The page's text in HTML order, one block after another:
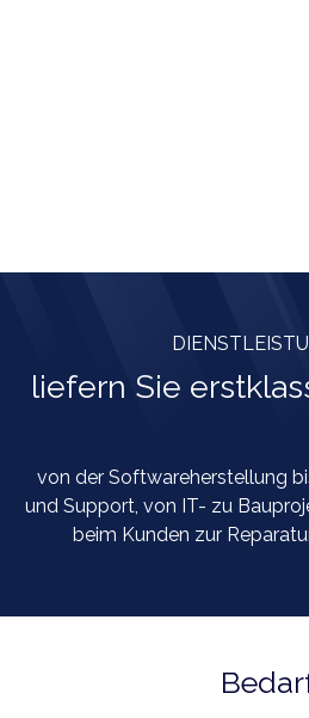
liefern Sie
von der Softwareherstellung
und Support, von IT- zu
beim Kunden zur